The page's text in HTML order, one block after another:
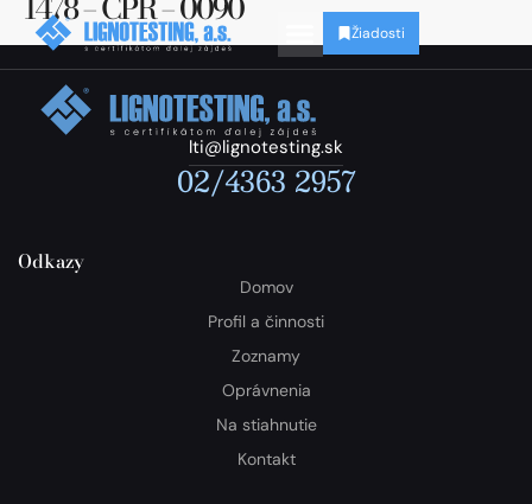
Žiadosti
lti@lignotesting.sk
02/4363 2957
Odkazy
Domov
Profil a činnosti
Zoznamy
Oprávnenia
Na stiahnutie
Kontakt